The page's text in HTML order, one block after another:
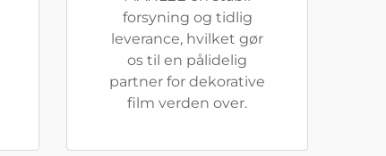
forsyning og tidlig
leverance, hvilket gør
os til en pålidelig
partner for dekorative
film verden over.